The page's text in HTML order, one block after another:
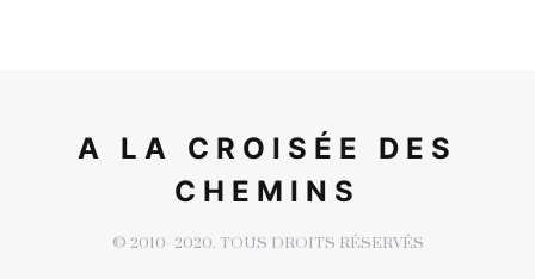
A LA CROISÉE DES
CHEMINS
© 2010- 2020. TOUS DROITS RÉSERVÉS